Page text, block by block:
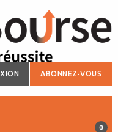
ABONNEZ-VOUS
0